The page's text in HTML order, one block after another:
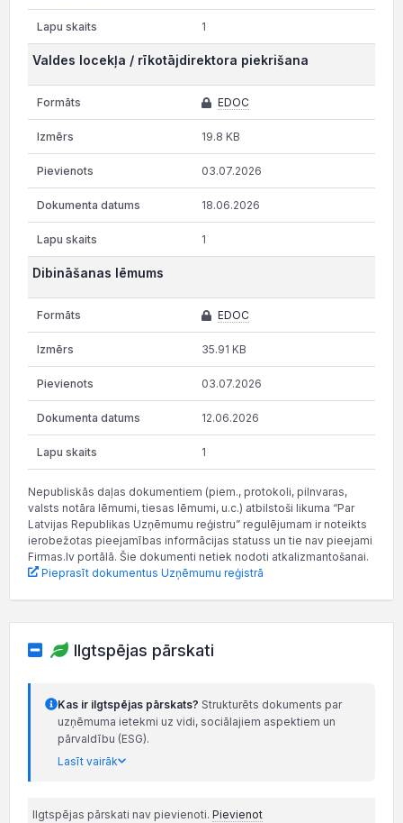
1
Valdes locekļa / rīkotājdirektora piekrišana
EDOC
19.8 KB
03.07.2026
18.06.2026
1
Dibināšanas lēmums
EDOC
35.91 KB
03.07.2026
12.06.2026
1
Nepubliskās daļas dokumentiem (piem., protokoli, pilnvaras,
valsts notāra lēmumi, tiesas lēmumi, u.c.) atbilstoši likuma “Par
Latvijas Republikas Uzņēmumu reģistru” regulējumam ir noteikts
ierobežotas pieejamības informācijas statuss un tie nav pieejami
Firmas.lv portālā. Šie dokumenti netiek nodoti atkalizmantošanai.
Pieprasīt dokumentus Uzņēmumu reģistrā
Ilgtspējas pārskati
Kas ir ilgtspējas pārskats? Strukturēts dokuments par
uzņēmuma ietekmi uz vidi, sociālajiem aspektiem un
pārvaldību (ESG).
Lasīt vairāk
Ilgtspējas pārskati nav pievienoti. Pievienot